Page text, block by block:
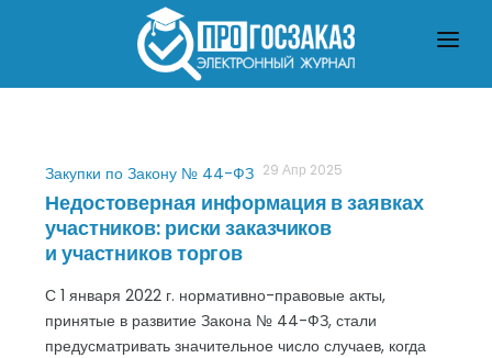
ГЛАВНАЯО ЗАКУПКАХ ПО ЗАКОНУ № 223-ФЗ
Закупки по Закону № 44-ФЗ 29 Апр 2025
Недостоверная информация в заявках
участников: риски заказчиков
и участников торгов
С 1 января 2022 г. нормативно-правовые акты,
принятые в развитие Закона № 44-ФЗ, стали
предусматривать значительное число случаев, когда